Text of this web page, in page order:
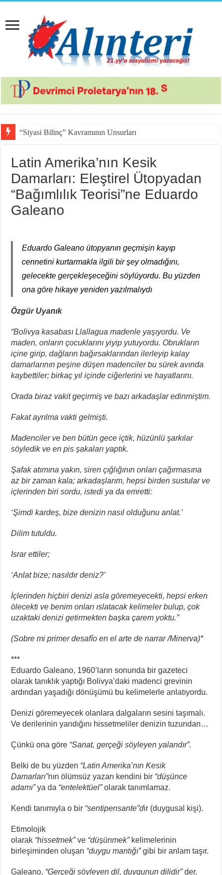
“Siyasi Bilinç” Kavramının Unsurları
Latin Amerika’nın Kesik
Damarları: Eleştirel Ütopyadan
“Bağımlılık Teorisi”ne Eduardo
Galeano
Eduardo Galeano ütopyanın geçmişin kayıp
cennetini kurtarmakla ilgili bir şey olmadığını,
gelecekte gerçekleşeceğini söylüyordu. Bu yüzden
ona göre hikaye yeniden yazılmalıydı
Özgür Uyanık
“Bolivya kasabası Llallagua madenle yaşıyordu. Ve
maden, onların çocuklarını yiyip yutuyordu. Obrukların
içine girip, dağların bağırsaklarından ilerleyip kalay
damarlarının peşine düşen madenciler bu sürek avında
kaybettiler; birkaç yıl içinde ciğerlerini ve hayatlarını.
Orada biraz vakit geçirmiş ve bazı arkadaşlar edinmiştim.
Fakat ayrılma vakti gelmişti.
Madenciler ve ben bütün gece içtik, hüzünlü şarkılar
söyledik ve en pis şakaları yaptık.
Şafak atımına yakın, siren çığlığının onları çağırmasına
az bir zaman kala; arkadaşlarım, hepsi birden sustular ve
içlerinden biri sordu, istedi ya da emretti:
‘Şimdi kardeş, bize denizin nasıl olduğunu anlat.’
Dilim tutuldu.
Israr ettiler;
‘Anlat bize; nasıldır deniz?’
İçlerinden hiçbiri denizi asla göremeyecekti, hepsi erken
ölecekti ve benim onları ıslatacak kelimeler bulup, çok
uzaktaki denizi getirmekten başka çarem yoktu.”
(Sobre mi primer desafío en el arte de narrar /Minerva)*
***
Eduardo Galeano, 1960’ların sonunda bir gazeteci
olarak tanıklık yaptığı Bolivya’daki madenci grevinin
ardından yaşadığı dönüşümü bu kelimelerle anlatıyordu.
Denizi göremeyecek olanlara dalgaların sesini taşımalı.
Ve derilerinin yandığını hissetmeliler denizin tuzundan…
Çünkü ona göre “Sanat, gerçeği söyleyen yalandır”.
Belki de bu yüzden “Latin Amerika’nın Kesik
Damarları”nın ölümsüz yazarı kendini bir “düşünce
adamı”ya da “entelektüel”olarak tanımlamaz.
Kendi tanımıyla o bir “sentipensante”dir (duygusal kişi).
Etimolojik
olarak “hissetmek”ve “düşünmek” kelimelerinin
birleşiminden oluşan “duygu mantığı”gibi bir anlam taşır.
Galeano, “Gerçeği söyleyen dil, duygunun dilidir”der.